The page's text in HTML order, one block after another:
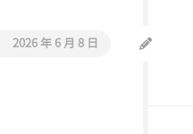
2026 年 6 月 8 日